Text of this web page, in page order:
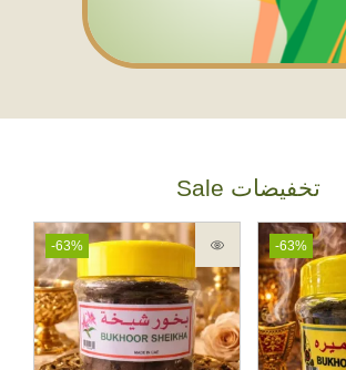
Sale تخفيضات
-63% -63%